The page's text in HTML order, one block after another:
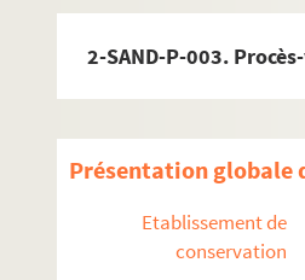
2-SAND-P-003.
Présentation globale
Etablissement de
conservation